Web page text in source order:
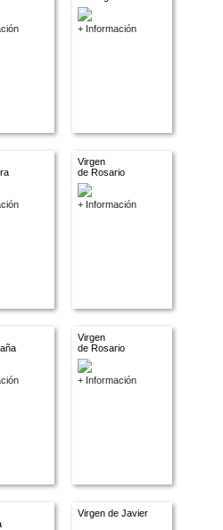
+ Información
Virgen
de Rosario
+ Información
Virgen
de Rosario
+ Información
Virgen de Javier